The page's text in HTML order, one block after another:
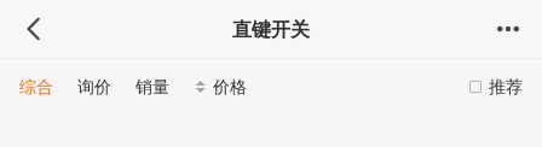
直键开关
推荐
综合 询价 销量 价格